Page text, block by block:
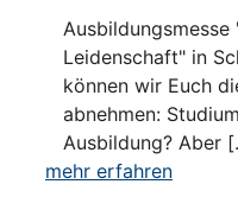
Ausbildungsmesse
Leidenschaft" in
können wir Euch
abnehmen:
Ausbildung? Aber
mehr erfahren